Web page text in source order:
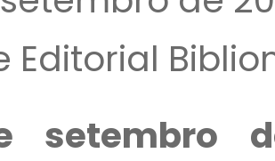
Editorial
setembro